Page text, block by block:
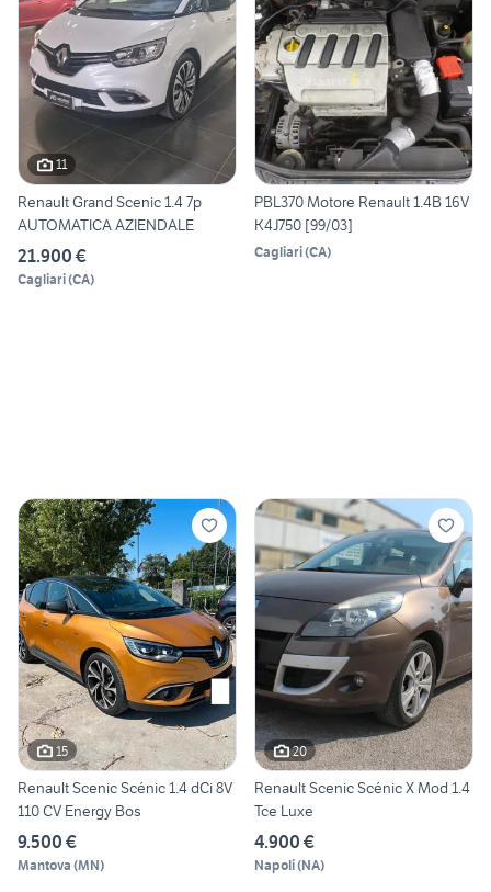
11
Renault Grand Scenic 1.4 7p
AUTOMATICA AZIENDALE
21.900 €
Cagliari(CA)
PBL370 Motore Renault 1.4B 16V
K4J750 [99/03]
Cagliari(CA)
15
Renault Scenic Scénic 1.4 dCi 8V
110 CV Energy Bos
9.500 €
Mantova (MN)
20
Renault Scenic Scénic X Mod 1.4
Tce Luxe
4.900 €
Napoli(NA)